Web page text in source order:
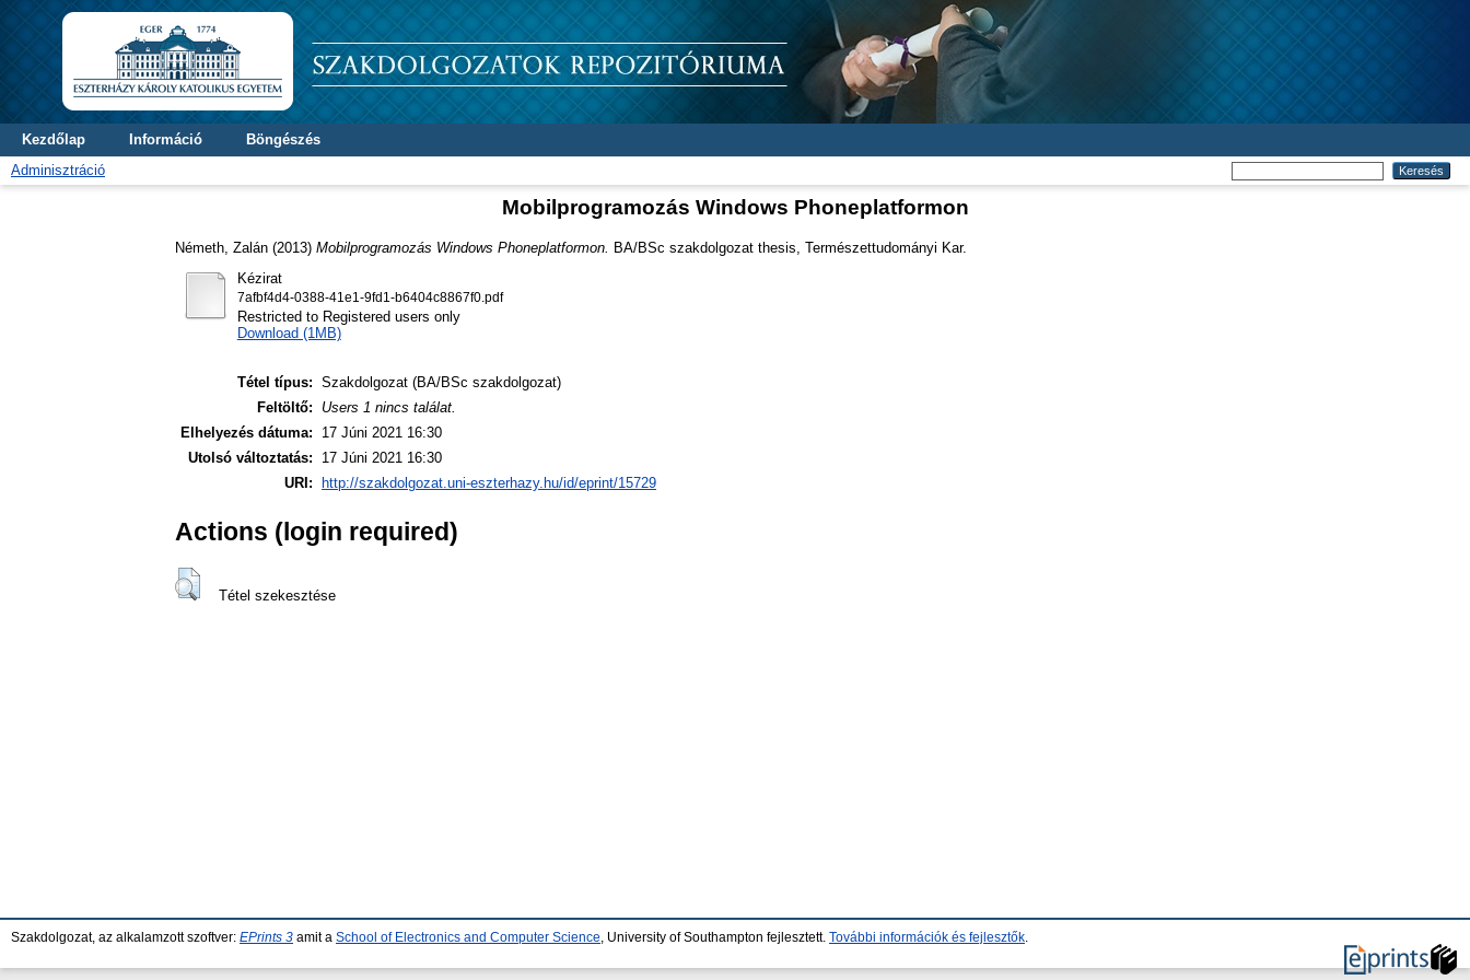
Kezdőlap Információ
Böngészés
Adminisztráció
Mobilprogramozás Windows Phoneplatformon
Németh, Zalán (2013) Mobilprogramozás Windows Phoneplatformon.
BA/BSc szakdolgozat thesis, Természettudományi Kar.
Kézirat
7afbf4d4-0388-41e1-9fd1-b6404c8867f0.pdf
Restricted to Registered users only
Download (1MB)
Tétel típus: Szakdolgozat (BA/BSc szakdolgozat)
Feltöltő:
Users 1 nincs találat.
Elhelyezés dátuma:
17 Júni 2021 16:30
Utolsó változtatás:
17 Júni 2021 16:30
URI:
http://szakdolgozat.uni-eszterhazy.hu/id/eprint/15729
Actions (login required)
Tétel szekesztése
Szakdolgozat, az alkalamzott szoftver: EPrints 3 amit a School of Electronics and Computer Science , University of Southampton fejlesztett. További információk és fejlesztők